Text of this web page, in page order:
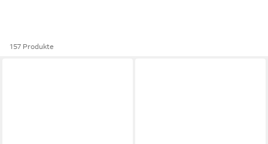
157 Produkte